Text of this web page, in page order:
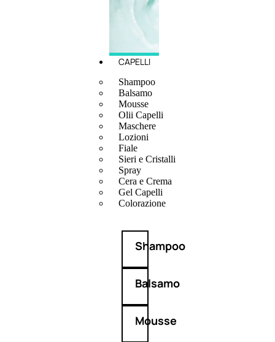
CAPELLI
Shampoo
Balsamo
Mousse
Olii Capelli
Maschere
Lozioni
Fiale
Sieri e Cristalli
Spray
Cera e Crema
Gel Capelli
Colorazione
Shampoo
Balsamo
Mousse